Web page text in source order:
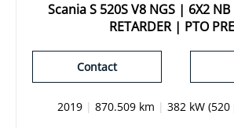
Scania S 520S V8 NGS | 6X2
RETARDER | PTO
Contact
2019| 870.509 km | 382 kW (520